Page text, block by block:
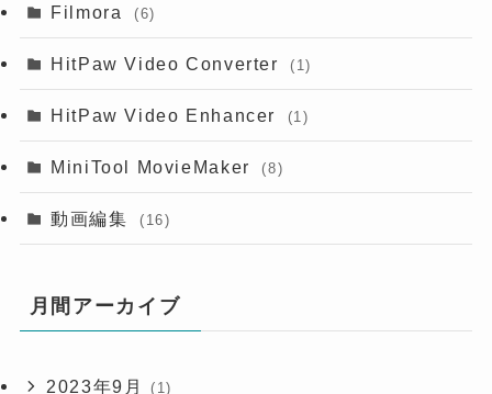
Filmora (6)
HitPaw Video Converter (1)
HitPaw Video Enhancer (1)
MiniTool MovieMaker (8)
動画編集 (16)
月間アーカイブ
2023年9月 (1)